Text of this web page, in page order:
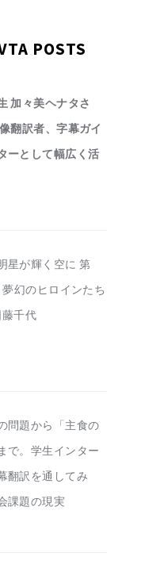
POSTS
加々美ヘナタさ
翻訳者、字幕ガイ
ーとして幅広く活
星が輝く空に 第
夢幻のヒロインたち
千代
問題から「主食の
で。学生インター
翻訳を通してみ
課題の現実